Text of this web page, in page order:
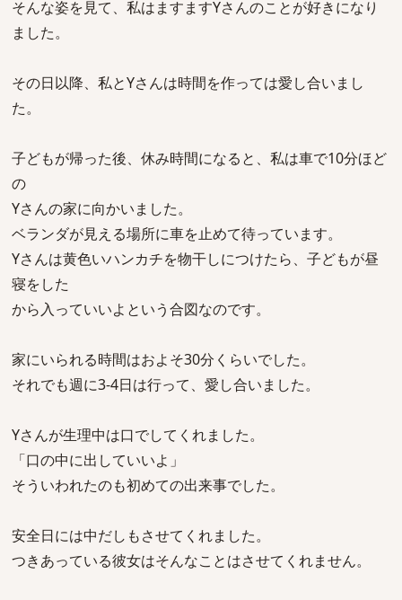
そんな姿を見て、私はますますYさんのことが好きになり
ました。
その日以降、私とYさんは時間を作っては愛し合いまし
た。
子どもが帰った後、休み時間になると、私は車で10分ほど
の
Yさんの家に向かいました。
ベランダが見える場所に車を止めて待っています。
Yさんは黄色いハンカチを物干しにつけたら、子どもが昼
寝をした
から入っていいよという合図なのです。
家にいられる時間はおよそ30分くらいでした。
それでも週に3-4日は行って、愛し合いました。
Yさんが生理中は口でしてくれました。
「口の中に出していいよ」
そういわれたのも初めての出来事でした。
安全日には中だしもさせてくれました。
つきあっている彼女はそんなことはさせてくれません。